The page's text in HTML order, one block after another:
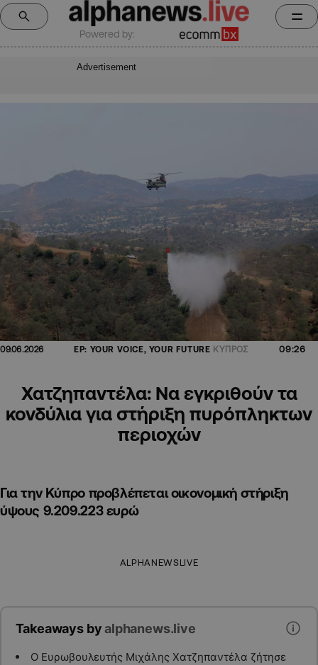
Powered by:
Advertisement
09.06.2026 EP: YOUR VOICE, YOUR FUTURE ΚΥΠΡΟΣ 09:26
Χατζηπαντέλα: Να εγκριθούν τα
κονδύλια για στήριξη πυρόπληκτων
περιοχών
Για την Κύπρο προβλέπεται οικονομική στήριξη
ύψους 9.209.223 ευρώ
ALPHANEWSLIVE
Takeaways byalphanews.live
Ο Ευρωβουλευτής Μιχάλης Χατζηπαντέλα ζήτησε